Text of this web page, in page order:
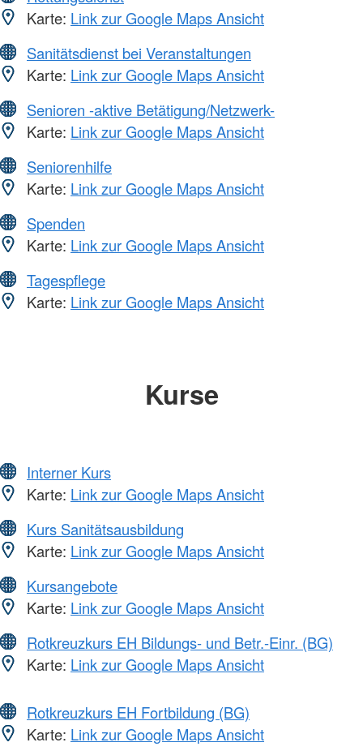
Karte: Link zur Google Maps Ansicht
Sanitätsdienst bei Veranstaltungen
Karte: Link zur Google Maps Ansicht
Senioren -aktive Betätigung/Netzwerk-
Karte: Link zur Google Maps Ansicht
Seniorenhilfe
Karte: Link zur Google Maps Ansicht
Spenden
Karte: Link zur Google Maps Ansicht
Tagespflege
Karte: Link zur Google Maps Ansicht
Kurse
Interner Kurs
Karte: Link zur Google Maps Ansicht
Kurs Sanitätsausbildung
Karte: Link zur Google Maps Ansicht
Kursangebote
Karte: Link zur Google Maps Ansicht
Rotkreuzkurs EH Bildungs- und Betr.-Einr. (BG)
Karte: Link zur Google Maps Ansicht
Rotkreuzkurs EH Fortbildung (BG)
Karte: Link zur Google Maps Ansicht